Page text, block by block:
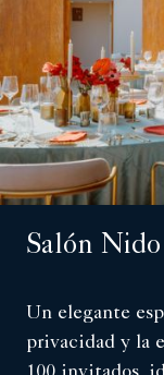
Salón Nido
Un elegante
privacidad y la